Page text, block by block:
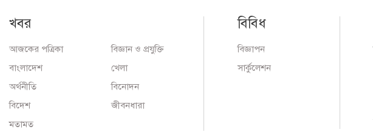
খবর
আজকের পত্রিকা
বাংলাদেশ
অর্থনীতি
বিদেশ
মতামত
বিজ্ঞান ও প্রযুক্তি
খেলা
বিনোদন
জীবনধারা
বিবিধ
বিজ্ঞাপন
সার্কুলেশন